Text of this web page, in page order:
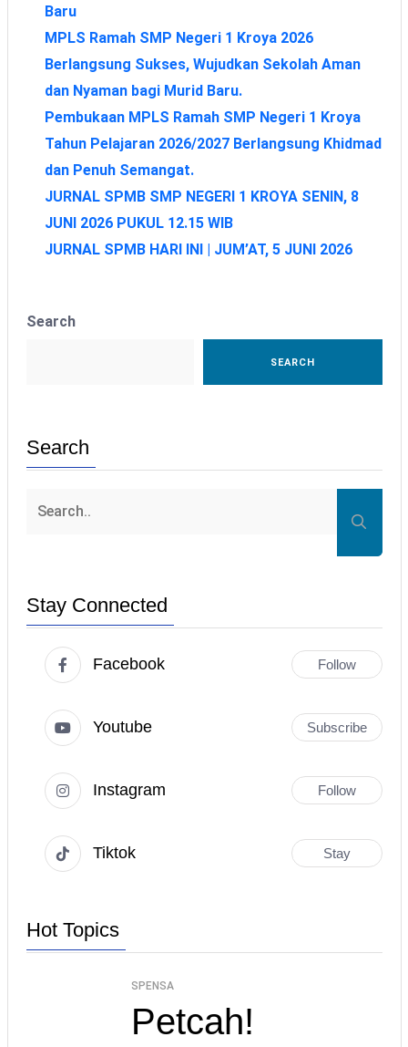
Baru
MPLS Ramah SMP Negeri 1 Kroya 2026
Berlangsung Sukses, Wujudkan Sekolah Aman
dan Nyaman bagi Murid Baru.
Pembukaan MPLS Ramah SMP Negeri 1 Kroya
Tahun Pelajaran 2026/2027 Berlangsung Khidmad
dan Penuh Semangat.
JURNAL SPMB SMP NEGERI 1 KROYA SENIN, 8
JUNI 2026 PUKUL 12.15 WIB
JURNAL SPMB HARI INI | JUM’AT, 5 JUNI 2026
Search
SEARCH
Search
Stay Connected
Facebook Follow
Youtube Subscribe
Instagram Follow
Tiktok Stay
Hot Topics
SPENSA
Petcah!